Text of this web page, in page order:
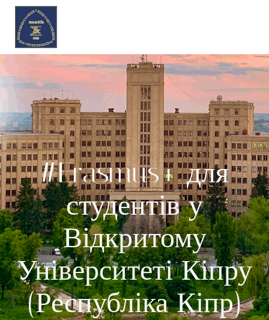
#Erasmus+ для
студентів у
Відкритому
Університеті Кіпру
(Республіка Кіпр)